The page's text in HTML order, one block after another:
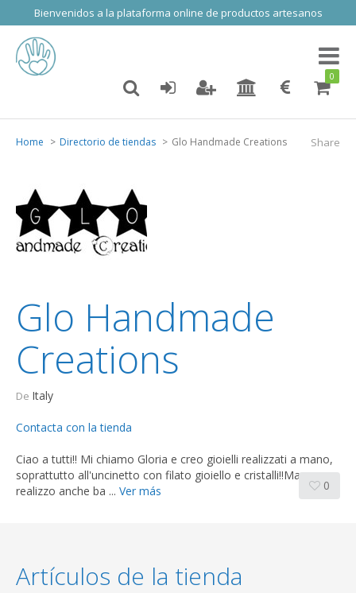
Bienvenidos a la plataforma online de productos artesanos
Toggle
0
Share
Home Directorio de tiendas Glo Handmade Creations
Glo Handmade
Creations
De Italy
Contacta con la tienda
Ciao a tutti!! Mi chiamo Gloria e creo gioielli realizzati a mano,
soprattutto all'uncinetto con filato gioiello e cristalli!!Ma
realizzo anche ba ... Ver más 0
Artículos de la tienda